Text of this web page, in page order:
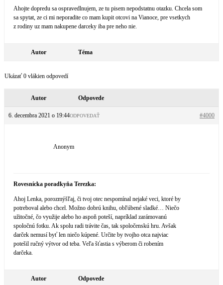
Ahojte dopredu sa ospravedlnujem, ze tu pisem nepodstatnu otazku. Chcela som
sa spytat, ze ci mi neporadite co mam kupit otcovi na Vianoce, pre vsetkych
z rodiny uz mam nakupene darceky iba pre neho nie.
Autor Téma
Ukázať 0 vlákien odpovedí
Autor Odpovede
6. decembra 2021 o 19:44 #4000
ODPOVEDAŤ
Anonym
Rovesnícka poradkyňa Terezka:
Ahoj Lenka, porozmýšľaj, či tvoj otec nespomínal nejaké veci, ktoré by
potreboval alebo chcel. Možno dobrú knihu, obľúbené sladké… Niečo
užitočné, čo využije alebo ho aspoň poteší, napríklad zarámovanú
spoločnú fotku. Ak spolu radi trávite čas, tak spoločenskú hru. Avšak
darček nemusí byť len niečo kúpené. Určite by tvojho otca najviac
potešil ručný výtvor od teba. Veľa šťastia s výberom či robením
darčeka.
Autor Odpovede